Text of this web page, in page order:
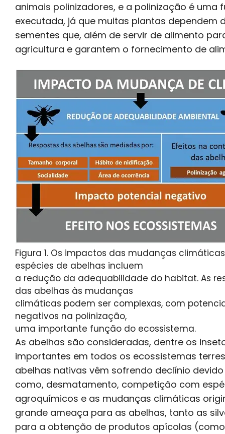
animais polinizadores, e a polinização é uma
executada, já que muitas plantas dependem
sementes que, além de servir de alimento
agricultura e garantem o fornecimento de
Figura 1. Os impactos das mudanças
espécies de abelhas incluem
a redução da adequabilidade do habitat. As
das abelhas às mudanças
climáticas podem ser complexas, com
negativos na polinização,
uma importante função do ecossistema.
As abelhas são consideradas, dentre os
importantes em todos os ecossistemas
abelhas nativas vêm sofrendo declínio
como, desmatamento, competição com
agroquímicos e as mudanças climáticas
grande ameaça para as abelhas, tanto as
para a obtenção de produtos apícolas